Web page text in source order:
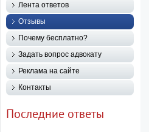
Лента ответов
Отзывы
Почему бесплатно?
Задать вопрос адвокату
Реклама на сайте
Контакты
Последние ответы